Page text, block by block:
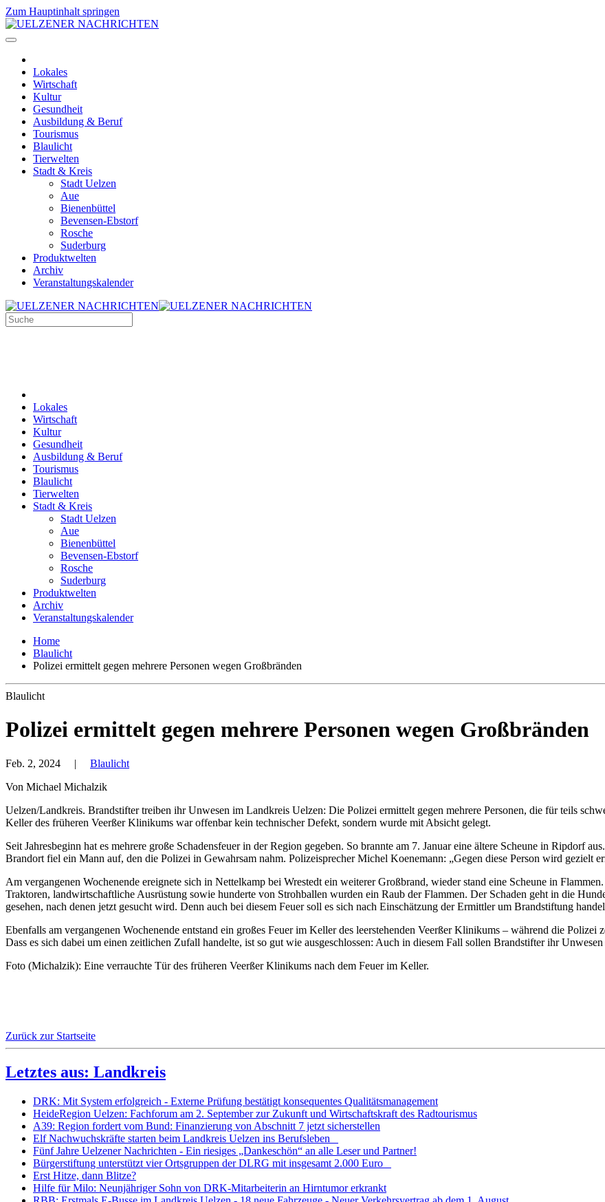
Zum Hauptinhalt springen
Lokales
Wirtschaft
Kultur
Gesundheit
Ausbildung & Beruf
Tourismus
Blaulicht
Tierwelten
Stadt & Kreis
Stadt Uelzen
Aue
Bienenbüttel
Bevensen-Ebstorf
Rosche
Suderburg
Produktwelten
Archiv
Veranstaltungskalender
Lokales
Wirtschaft
Kultur
Gesundheit
Ausbildung & Beruf
Tourismus
Blaulicht
Tierwelten
Stadt & Kreis
Stadt Uelzen
Aue
Bienenbüttel
Bevensen-Ebstorf
Rosche
Suderburg
Produktwelten
Archiv
Veranstaltungskalender
Home
Blaulicht
Polizei ermittelt gegen mehrere Personen wegen Großbränden
Blaulicht
Polizei ermittelt gegen mehrere Personen wegen Großbränden
Feb. 2, 2024 | Blaulicht
Von Michael Michalzik
Uelzen/Landkreis. Brandstifter treiben ihr Unwesen im Landkreis Uelzen: Die Polizei ermittelt gegen mehrere Personen, die für teils
Keller des früheren Veerßer Klinikums war offenbar kein technischer Defekt, sondern wurde mit Absicht gelegt.
Seit Jahresbeginn hat es mehrere große Schadensfeuer in der Region gegeben. So brannte am 7. Januar eine ältere Scheune in Ripdorf
Brandort fiel ein Mann auf, den die Polizei in Gewahrsam nahm. Polizeisprecher Michel Koenemann: „Gegen diese Person wird gezielt
Am vergangenen Wochenende ereignete sich in Nettelkamp bei Wrestedt ein weiterer Großbrand, wieder stand eine Scheune in
Traktoren, landwirtschaftliche Ausrüstung sowie hunderte von Strohballen wurden ein Raub der Flammen. Der Schaden geht in die
gesehen, nach denen jetzt gesucht wird. Denn auch bei diesem Feuer soll es sich nach Einschätzung der Ermittler um Brandstiftung
Ebenfalls am vergangenen Wochenende entstand ein großes Feuer im Keller des leerstehenden Veerßer Klinikums – während die
Dass es sich dabei um einen zeitlichen Zufall handelte, ist so gut wie ausgeschlossen: Auch in diesem Fall sollen Brandstifter ihr Unwesen
Foto (Michalzik): Eine verrauchte Tür des früheren Veerßer Klinikums nach dem Feuer im Keller.
Zurück zur Startseite
Letztes aus: Landkreis
DRK: Mit System erfolgreich - Externe Prüfung bestätigt konsequentes Qualitätsmanagement
HeideRegion Uelzen: Fachforum am 2. September zur Zukunft und Wirtschaftskraft des Radtourismus
A39: Region fordert vom Bund: Finanzierung von Abschnitt 7 jetzt sicherstellen
Elf Nachwuchskräfte starten beim Landkreis Uelzen ins Berufsleben
Fünf Jahre Uelzener Nachrichten - Ein riesiges „Dankeschön“ an alle Leser und Partner!
Bürgerstiftung unterstützt vier Ortsgruppen der DLRG mit insgesamt 2.000 Euro
Erst Hitze, dann Blitze?
Hilfe für Milo: Neunjähriger Sohn von DRK-Mitarbeiterin an Hirntumor erkrankt